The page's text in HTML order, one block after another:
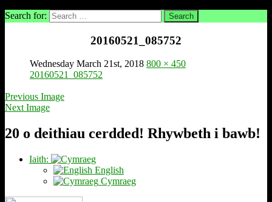
Search for:
20160521_085752
Wednesday March 21st, 2018 800 × 450
20160521_085752
Previous Image
Next Image
20 o deithiau cerdded! Rhywbeth i bawb!
Iaith:
English
Cymraeg